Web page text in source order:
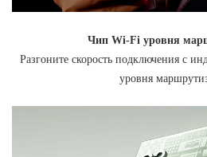
Чип Wi-Fi уровня
Разгоните скорость подключения с
уровня